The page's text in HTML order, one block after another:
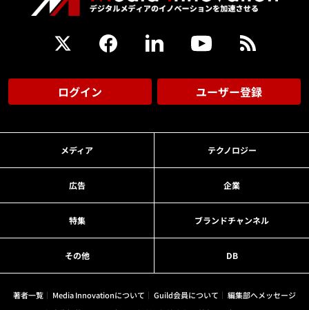
ログイン ユーザー登録
メディア テクノロジー
広告 企業
特集 ブランドチャンネル
その他 DB
著者一覧 Media Innovationについて Guild会員について
編集部へメッセージ